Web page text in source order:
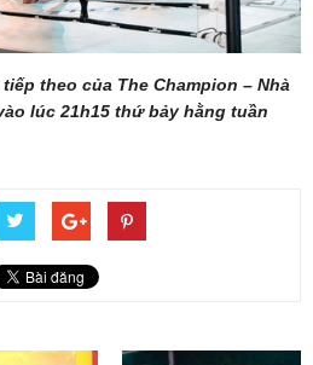
theo của The Champion – Nhà
lúc 21h15 thứ bảy hằng tuần